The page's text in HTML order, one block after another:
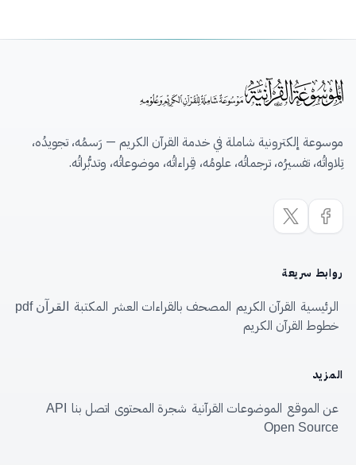
موسوعة إلكترونية شاملة في خدمة القرآن الكريم — رَسمُه، تجويدُه،
تِلاواتُه، تفسيرُه، ترجماتُه، علومُه، قِراءاتُه، موضوعاتُه، وتدبُّراتُه.
روابط سريعة
الرئيسية القرآن الكريم المصحف بالقراءات العشر المكتبة القرآن pdf
خطوط القرآن الكريم
المزيد
عن الموقع الموضوعات القرآنية شجرة المحتوى اتصل بنا
API
Open Source